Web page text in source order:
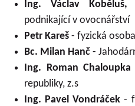
Ing. Václav Koběluš,
podnikající v ovocnářství
Petr Kareš- fyzická
Bc. Milan Hanč -
Ing. Roman Chaloupka
republiky, z.s
Ing. Pavel Vondráček -